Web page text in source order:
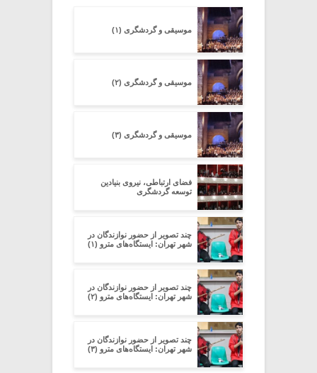
موسیقی و گردشگری (۱)
موسیقی و گردشگری (۲)
موسیقی و گردشگری (۳)
فضای ارتباطی، نیروی بنیادین
توسعه گردشگری
چند تصویر از حضور نوازندگان در
شهر تهران: ایستگاه‌های مترو (۱)
چند تصویر از حضور نوازندگان در
شهر تهران: ایستگاه‌های مترو (۲)
چند تصویر از حضور نوازندگان در
شهر تهران: ایستگاه‌های مترو (۳)